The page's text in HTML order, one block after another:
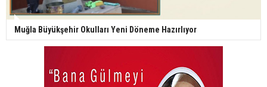
Muğla Büyükşehir Okulları Yeni Döneme Hazırlıyor